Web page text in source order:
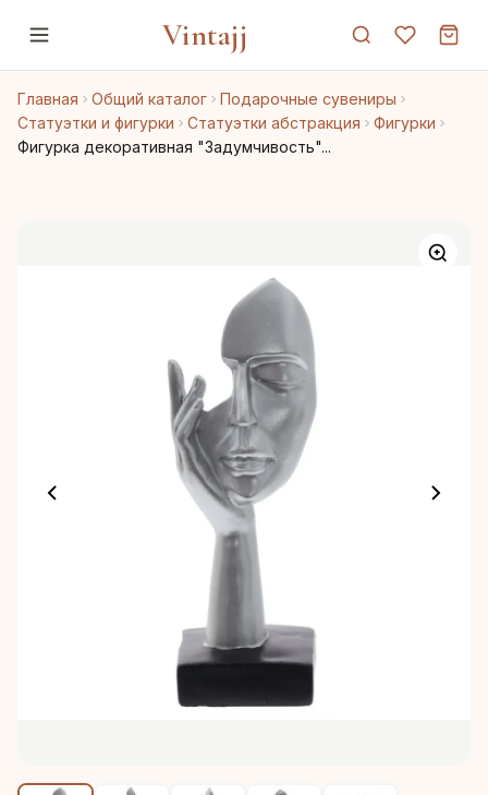
Vintajj
Главная Общий каталог
Подарочные сувениры
Статуэтки и фигурки
Статуэтки абстракция
Фигурки
Фигурка декоративная "Задумчивость"...